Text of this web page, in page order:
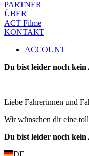
PARTNER
ÜBER
ACT Filme
KONTAKT
ACCOUNT
Du bist leider noch
Liebe Fahrerinnen und
Wir wünschen dir eine
Du bist leider noch